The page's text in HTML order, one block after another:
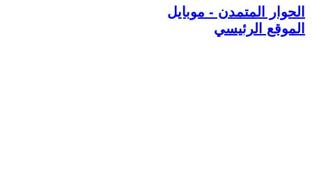
الحوار المتمدن - موبايل
الموقع الرئيسي